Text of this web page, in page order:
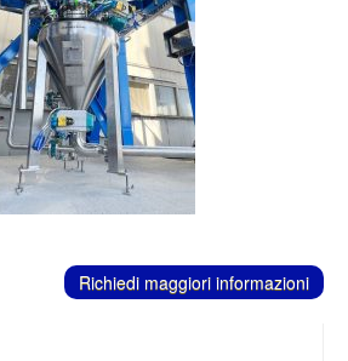
Richiedi maggiori informazioni